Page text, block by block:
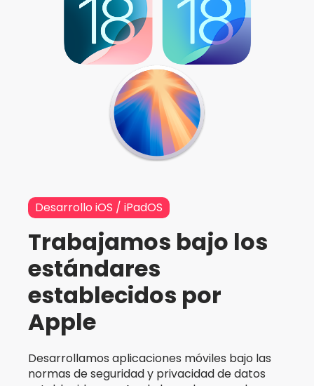
Desarrollo iOS / iPadOS
Trabajamos bajo los
estándares
establecidos por
Apple
Desarrollamos aplicaciones móviles bajo las
normas de seguridad y privacidad de datos